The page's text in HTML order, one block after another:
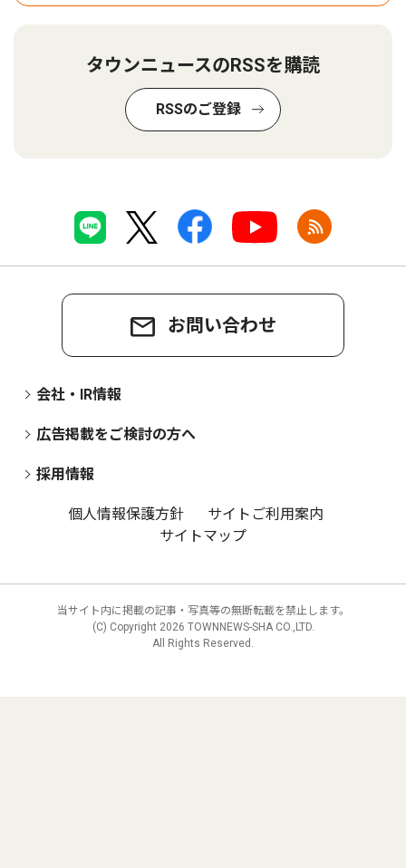
タウンニュースのRSSを購読
RSSのご登録
お問い合わせ
会社・IR情報
広告掲載をご検討の方へ
採用情報
個人情報保護方針
サイトご利用案内
サイトマップ
当サイト内に掲載の記事・写真等の無断転載を禁止します。
(C) Copyright 2026 TOWNNEWS-SHA CO.,LTD.
All Rights Reserved.